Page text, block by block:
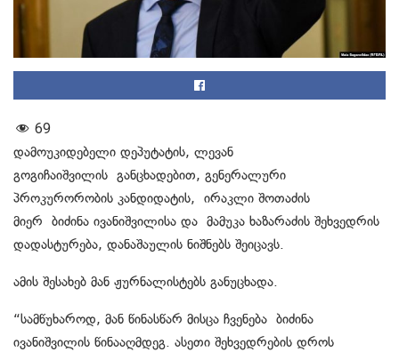
69
დამოუკიდებელი დეპუტატის, ლევან
გოგიჩაიშვილის განცხადებით, გენერალური
პროკურორობის კანდიდატის, ირაკლი შოთაძის
მიერ ბიძინა ივანიშვილისა და მამუკა ხაზარაძის შეხვედრის
დადასტურება, დანაშაულის ნიშნებს შეიცავს.
ამის შესახებ მან ჟურნალისტებს განუცხადა.
“სამწუხაროდ, მან წინასწარ მისცა ჩვენება ბიძინა
ივანიშვილის წინააღმდეგ. ასეთი შეხვედრების დროს